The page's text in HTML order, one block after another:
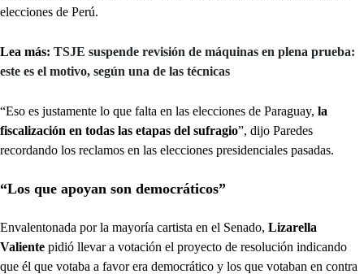
elecciones de Perú.
Lea más: TSJE suspende revisión de máquinas en plena prueba:
este es el motivo, según una de las técnicas
“Eso es justamente lo que falta en las elecciones de Paraguay, la
fiscalización en todas las etapas del sufragio”, dijo Paredes
recordando los reclamos en las elecciones presidenciales pasadas.
“Los que apoyan son democráticos”
Envalentonada por la mayoría cartista en el Senado, Lizarella
Valiente pidió llevar a votación el proyecto de resolución indicando
que él que votaba a favor era democrático y los que votaban en contra